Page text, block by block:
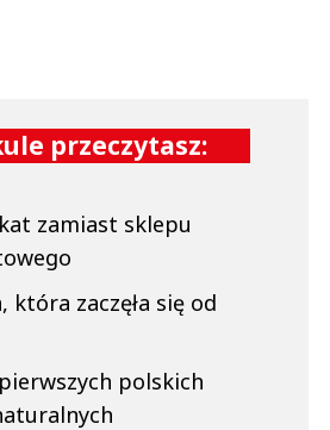
przeczytasz:
zamiast sklepu
która zaczęła się od
polskich